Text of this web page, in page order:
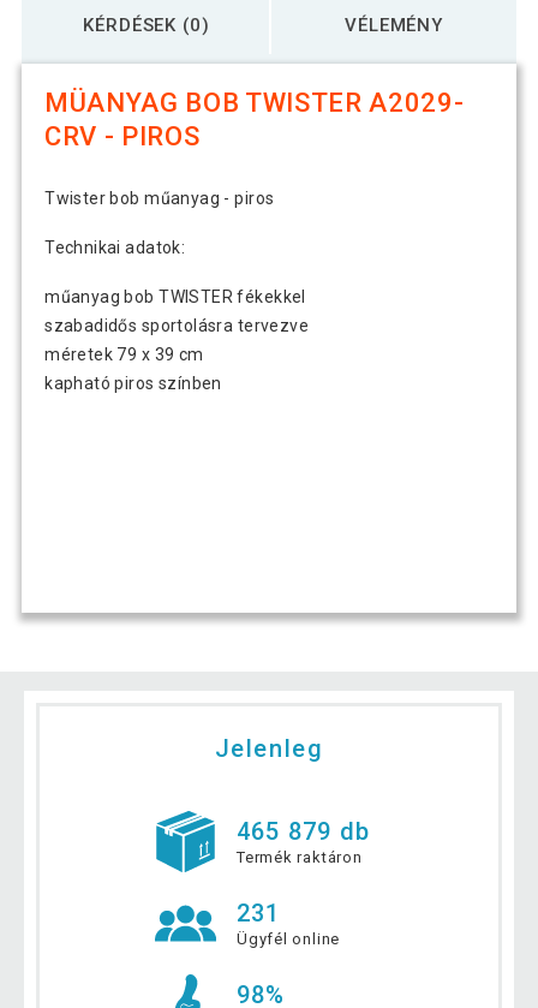
KÉRDÉSEK (0) VÉLEMÉNY
MÜANYAG BOB TWISTER A2029-
CRV - PIROS
Twister bob műanyag - piros
Technikai adatok:
műanyag bob TWISTER fékekkel
szabadidős sportolásra tervezve
méretek 79 x 39 cm
kapható piros színben
Jelenleg
465 879 db
Termék raktáron
231
Ügyfél online
98%